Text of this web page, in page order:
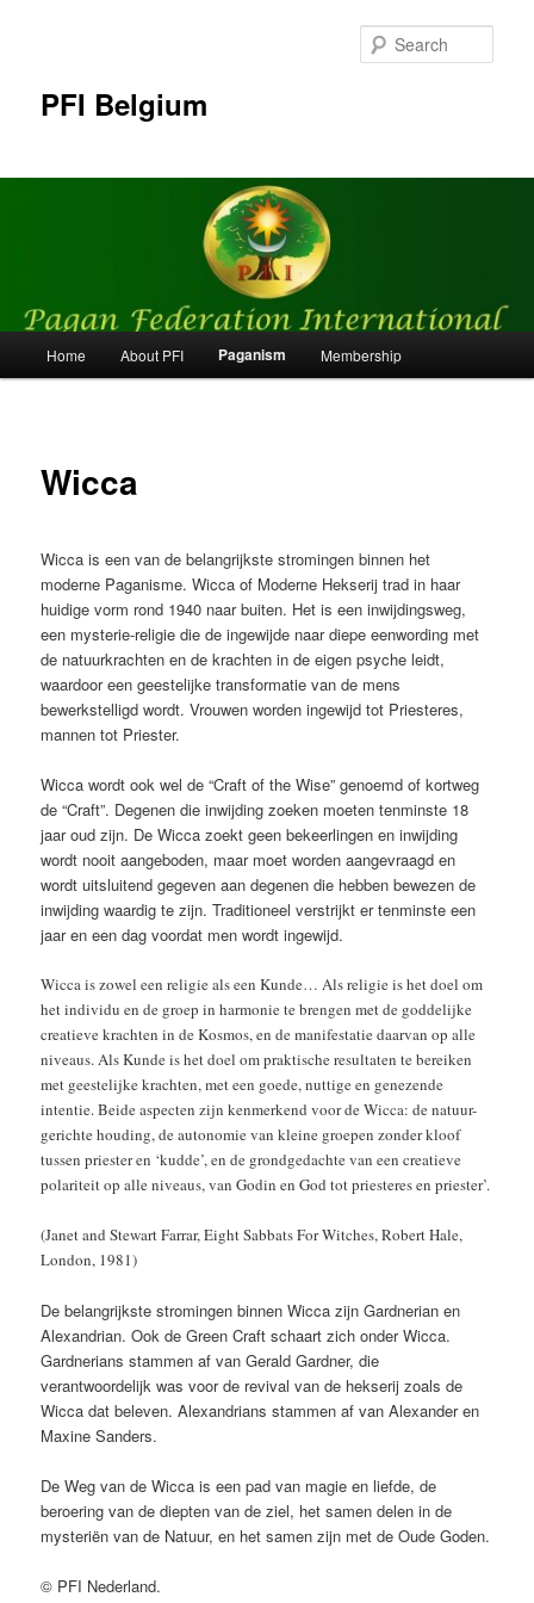
PFI Belgium
Home About PFI Paganism Membership
Wicca
Wicca is een van de belangrijkste stromingen binnen het
moderne Paganisme. Wicca of Moderne Hekserij trad in haar
huidige vorm rond 1940 naar buiten. Het is een inwijdingsweg,
een mysterie-religie die de ingewijde naar diepe eenwording met
de natuurkrachten en de krachten in de eigen psyche leidt,
waardoor een geestelijke transformatie van de mens
bewerkstelligd wordt. Vrouwen worden ingewijd tot Priesteres,
mannen tot Priester.
Wicca wordt ook wel de “Craft of the Wise” genoemd of kortweg
de “Craft”. Degenen die inwijding zoeken moeten tenminste 18
jaar oud zijn. De Wicca zoekt geen bekeerlingen en inwijding
wordt nooit aangeboden, maar moet worden aangevraagd en
wordt uitsluitend gegeven aan degenen die hebben bewezen de
inwijding waardig te zijn. Traditioneel verstrijkt er tenminste een
jaar en een dag voordat men wordt ingewijd.
Wicca is zowel een religie als een Kunde… Als religie is het doel om
het individu en de groep in harmonie te brengen met de goddelijke
creatieve krachten in de Kosmos, en de manifestatie daarvan op alle
niveaus. Als Kunde is het doel om praktische resultaten te bereiken
met geestelijke krachten, met een goede, nuttige en genezende
intentie. Beide aspecten zijn kenmerkend voor de Wicca: de natuur-
gerichte houding, de autonomie van kleine groepen zonder kloof
tussen priester en ‘kudde’, en de grondgedachte van een creatieve
polariteit op alle niveaus, van Godin en God tot priesteres en priester’.
(Janet and Stewart Farrar, Eight Sabbats For Witches, Robert Hale,
London, 1981)
De belangrijkste stromingen binnen Wicca zijn Gardnerian en
Alexandrian. Ook de Green Craft schaart zich onder Wicca.
Gardnerians stammen af van Gerald Gardner, die
verantwoordelijk was voor de revival van de hekserij zoals de
Wicca dat beleven. Alexandrians stammen af van Alexander en
Maxine Sanders.
De Weg van de Wicca is een pad van magie en liefde, de
beroering van de diepten van de ziel, het samen delen in de
mysteriën van de Natuur, en het samen zijn met de Oude Goden.
© PFI Nederland.